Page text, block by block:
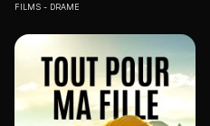
FILMS DRAME